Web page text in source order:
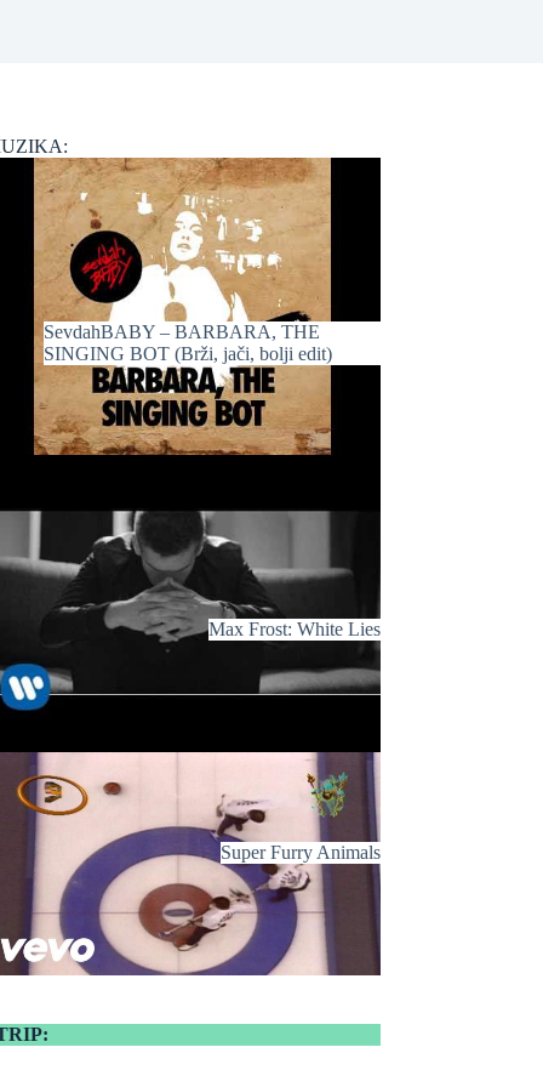
SevdahBABY – BARBARA, THE
SINGING BOT (Brži, jači, bolji edit)
Max Frost: White Lies
Super Furry Animals